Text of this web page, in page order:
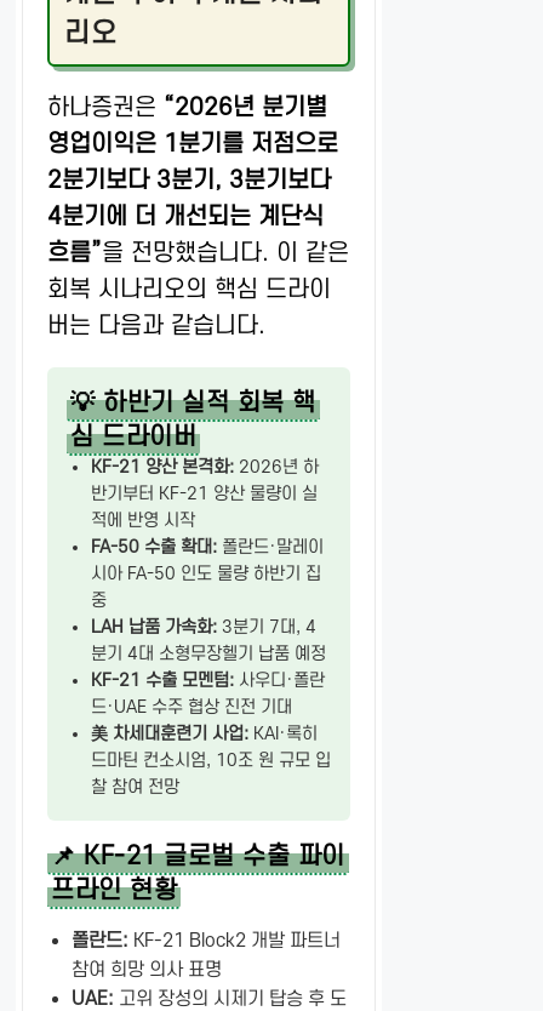
리오
하나증권은 “2026년 분기별
영업이익은 1분기를 저점으로
2분기보다 3분기, 3분기보다
4분기에 더 개선되는 계단식
흐름”을 전망했습니다. 이 같은
회복 시나리오의 핵심 드라이
버는 다음과 같습니다.
💡 하반기 실적 회복 핵
심 드라이버
KF-21 양산 본격화: 2026년 하
반기부터 KF-21 양산 물량이 실
적에 반영 시작
FA-50 수출 확대: 폴란드·말레이
시아 FA-50 인도 물량 하반기 집
중
LAH 납품 가속화: 3분기 7대, 4
분기 4대 소형무장헬기 납품 예정
KF-21 수출 모멘텀: 사우디·폴란
드·UAE 수주 협상 진전 기대
美 차세대훈련기 사업: KAI·록히
드마틴 컨소시엄, 10조 원 규모 입
찰 참여 전망
📌 KF-21 글로벌 수출 파이
프라인 현황
폴란드: KF-21 Block2 개발 파트너
참여 희망 의사 표명
UAE: 고위 장성의 시제기 탑승 후 도